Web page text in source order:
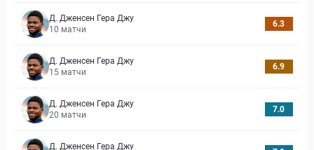
Д. Дженсен Гера Джу
10 матчи
6.3
Д. Дженсен Гера Джу
15 матчи
6.9
Д. Дженсен Гера Джу
20 матчи
7.0
Д. Дженсен Гера Джу